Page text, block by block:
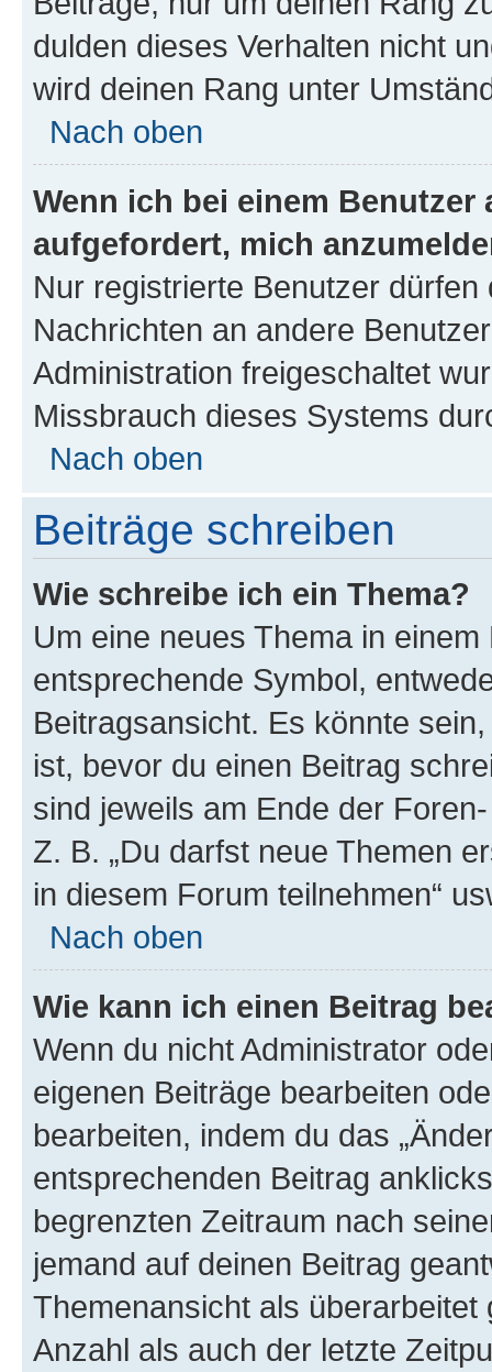
dulden dieses Verhalten nicht
wird deinen Rang unter
Nach oben
Wenn ich bei einem
aufgefordert, mich
Nur registrierte Benutzer
Nachrichten an andere
Administration freigeschaltet
Missbrauch dieses Systems
Nach oben
Beiträge schreiben
Wie schreibe ich ein Thema?
Um eine neues Thema in
entsprechende Symbol,
Beitragsansicht. Es könnte
ist, bevor du einen Beitrag
sind jeweils am Ende der
Z. B. „Du darfst neue Themen
in diesem Forum teilnehmen“
Nach oben
Wie kann ich einen Beitrag
Wenn du nicht Administrator
eigenen Beiträge bearbeiten
bearbeiten, indem du das
entsprechenden Beitrag
begrenzten Zeitraum nach
jemand auf deinen Beitrag
Themenansicht als
Anzahl als auch der letzte